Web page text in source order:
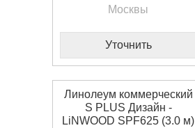
Москвы
Уточнить
Линолеум коммерческий
S PLUS Дизайн -
LiNWOOD SPF625 (3.0 м)